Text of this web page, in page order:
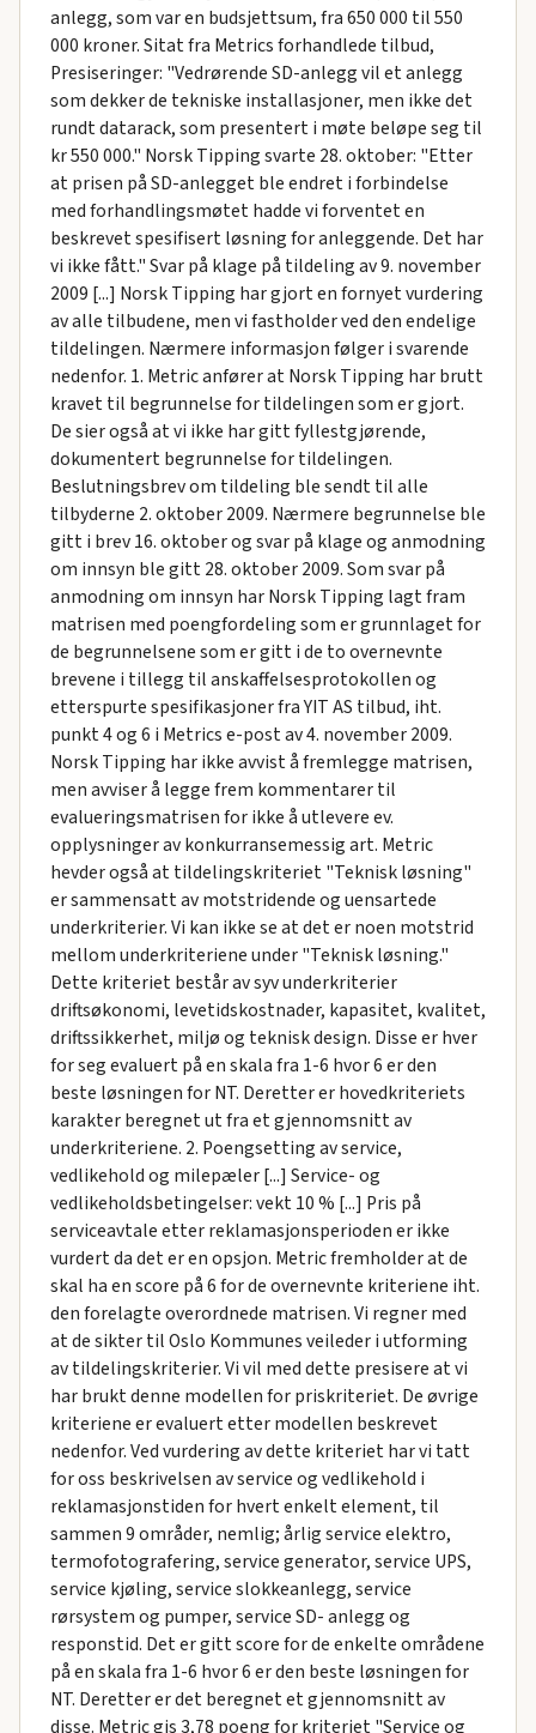
anlegg, som var en budsjettsum, fra 650 000 til 550
000 kroner. Sitat fra Metrics forhandlede tilbud,
Presiseringer: "Vedrørende SD-anlegg vil et anlegg
som dekker de tekniske installasjoner, men ikke det
rundt datarack, som presentert i møte beløpe seg til
kr 550 000." Norsk Tipping svarte 28. oktober: "Etter
at prisen på SD-anlegget ble endret i forbindelse
med forhandlingsmøtet hadde vi forventet en
beskrevet spesifisert løsning for anleggende. Det har
vi ikke fått." Svar på klage på tildeling av 9. november
2009 [...] Norsk Tipping har gjort en fornyet vurdering
av alle tilbudene, men vi fastholder ved den endelige
tildelingen. Nærmere informasjon følger i svarende
nedenfor. 1. Metric anfører at Norsk Tipping har brutt
kravet til begrunnelse for tildelingen som er gjort.
De sier også at vi ikke har gitt fyllestgjørende,
dokumentert begrunnelse for tildelingen.
Beslutningsbrev om tildeling ble sendt til alle
tilbyderne 2. oktober 2009. Nærmere begrunnelse ble
gitt i brev 16. oktober og svar på klage og anmodning
om innsyn ble gitt 28. oktober 2009. Som svar på
anmodning om innsyn har Norsk Tipping lagt fram
matrisen med poengfordeling som er grunnlaget for
de begrunnelsene som er gitt i de to overnevnte
brevene i tillegg til anskaffelsesprotokollen og
etterspurte spesifikasjoner fra YIT AS tilbud, iht.
punkt 4 og 6 i Metrics e-post av 4. november 2009.
Norsk Tipping har ikke avvist å fremlegge matrisen,
men avviser å legge frem kommentarer til
evalueringsmatrisen for ikke å utlevere ev.
opplysninger av konkurransemessig art. Metric
hevder også at tildelingskriteriet "Teknisk løsning"
er sammensatt av motstridende og uensartede
underkriterier. Vi kan ikke se at det er noen motstrid
mellom underkriteriene under "Teknisk løsning."
Dette kriteriet består av syv underkriterier
driftsøkonomi, levetidskostnader, kapasitet, kvalitet,
driftssikkerhet, miljø og teknisk design. Disse er hver
for seg evaluert på en skala fra 1-6 hvor 6 er den
beste løsningen for NT. Deretter er hovedkriteriets
karakter beregnet ut fra et gjennomsnitt av
underkriteriene. 2. Poengsetting av service,
vedlikehold og milepæler [...] Service- og
vedlikeholdsbetingelser: vekt 10 % [...] Pris på
serviceavtale etter reklamasjonsperioden er ikke
vurdert da det er en opsjon. Metric fremholder at de
skal ha en score på 6 for de overnevnte kriteriene iht.
den forelagte overordnede matrisen. Vi regner med
at de sikter til Oslo Kommunes veileder i utforming
av tildelingskriterier. Vi vil med dette presisere at vi
har brukt denne modellen for priskriteriet. De øvrige
kriteriene er evaluert etter modellen beskrevet
nedenfor. Ved vurdering av dette kriteriet har vi tatt
for oss beskrivelsen av service og vedlikehold i
reklamasjonstiden for hvert enkelt element, til
sammen 9 områder, nemlig; årlig service elektro,
termofotografering, service generator, service UPS,
service kjøling, service slokkeanlegg, service
rørsystem og pumper, service SD- anlegg og
responstid. Det er gitt score for de enkelte områdene
på en skala fra 1-6 hvor 6 er den beste løsningen for
NT. Deretter er det beregnet et gjennomsnitt av
disse. Metric gis 3,78 poeng for kriteriet "Service og